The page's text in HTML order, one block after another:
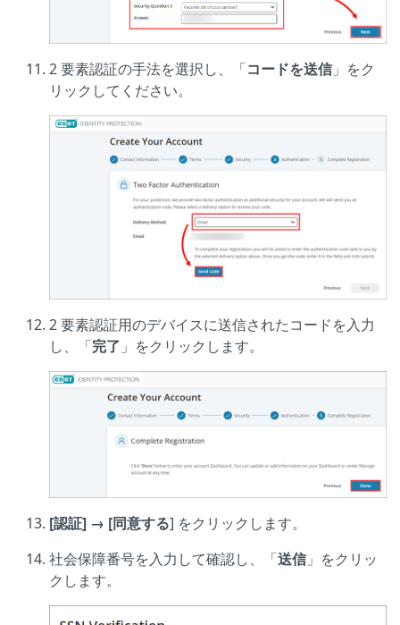
2 要素認証の手法を選択し、「コードを送信 」をク
リックしてください。
2 要素認証用のデバイスに送信されたコードを入力
し、「完了 」をクリックします。
[認証] → [同意する] をクリックします。
社会保障番号を入力して確認し、「送信 」をクリッ
クします。